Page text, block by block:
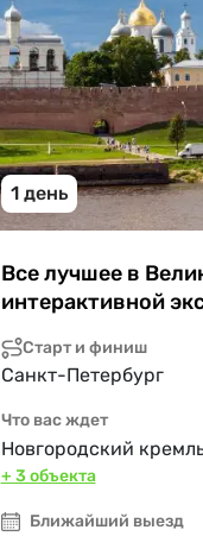
1 день
Все лучшее в
интерактивной
Старт и финиш
Санкт-Петербург
Что вас ждет
Новгородский
+ 3 объекта
Ближайший выезд